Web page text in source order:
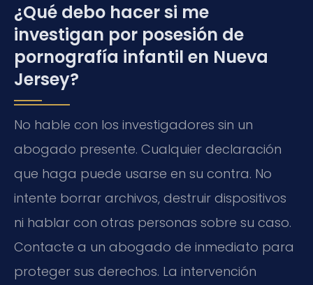
¿Qué debo hacer si me
investigan por posesión de
pornografía infantil en Nueva
Jersey?
No hable con los investigadores sin un
abogado presente. Cualquier declaración
que haga puede usarse en su contra. No
intente borrar archivos, destruir dispositivos
ni hablar con otras personas sobre su caso.
Contacte a un abogado de inmediato para
proteger sus derechos. La intervención